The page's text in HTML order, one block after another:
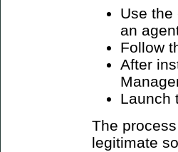
Use the
an
Follow
After
Launch
The
legitimate